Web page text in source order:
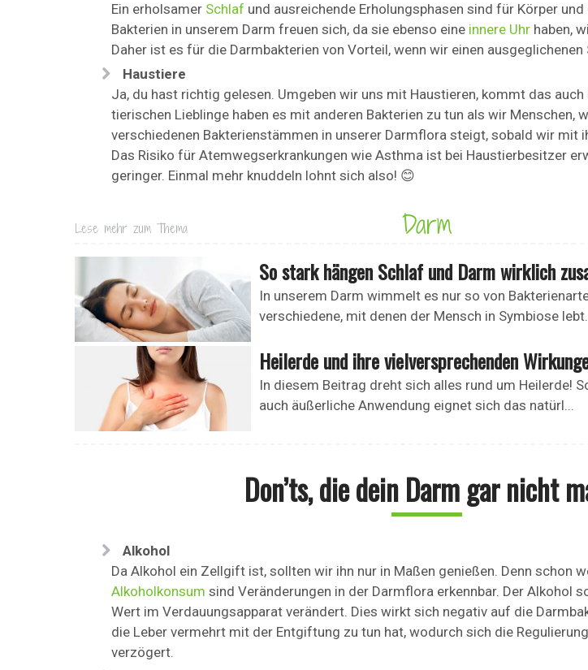
Ein erholsamer Schlaf und ausreichende Erholungsphasen sind für Körper
Bakterien in unserem Darm freuen sich, da sie ebenso eine innere Uhr haben,
Daher ist es für die Darmbakterien von Vorteil, wenn wir einen
Haustiere
Ja, du hast richtig gelesen. Umgeben wir uns mit Haustieren, kommt das
tierischen Lieblinge haben es mit anderen Bakterien zu tun als wir Menschen,
verschiedenen Bakterienstämmen in unserer Darmflora steigt, sobald wir mit
Das Risiko für Atemwegserkrankungen wie Asthma ist bei Haustierbesitzer
geringer. Einmal mehr knuddeln lohnt sich also! 😊
Lese mehr zum Thema Darm
So stark hängen Schlaf und Darm wirklich
In unserem Darm wimmelt es nur so von
verschiedene, mit denen der Mensch in Symbiose
Heilerde und ihre vielversprechenden
In diesem Beitrag dreht sich alles rund um Heilerde!
auch äußerliche Anwendung eignet sich das natürl...
Don’ts, die dein Darm gar nicht
Alkohol
Da Alkohol ein Zellgift ist, sollten wir ihn nur in Maßen genießen. Denn schon
Alkoholkonsum sind Veränderungen in der Darmflora erkennbar. Der Alkohol
Wert im Verdauungsapparat verändert. Dies wirkt sich negativ auf die
die Leber vermehrt mit der Entgiftung zu tun hat, wodurch sich die
verzögert.